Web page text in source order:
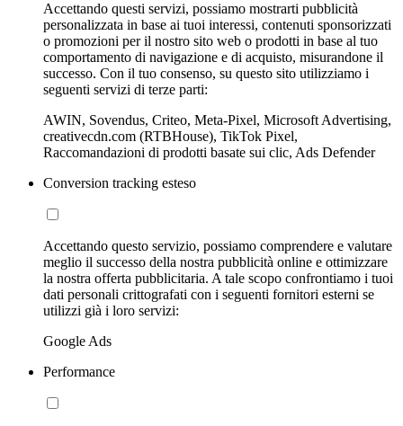
Accettando questi servizi, possiamo mostrarti pubblicità
personalizzata in base ai tuoi interessi, contenuti sponsorizzati
o promozioni per il nostro sito web o prodotti in base al tuo
comportamento di navigazione e di acquisto, misurandone il
successo. Con il tuo consenso, su questo sito utilizziamo i
seguenti servizi di terze parti:
AWIN, Sovendus, Criteo, Meta-Pixel, Microsoft Advertising,
creativecdn.com (RTBHouse), TikTok Pixel,
Raccomandazioni di prodotti basate sui clic, Ads Defender
Conversion tracking esteso
Accettando questo servizio, possiamo comprendere e valutare
meglio il successo della nostra pubblicità online e ottimizzare
la nostra offerta pubblicitaria. A tale scopo confrontiamo i tuoi
dati personali crittografati con i seguenti fornitori esterni se
utilizzi già i loro servizi:
Google Ads
Performance